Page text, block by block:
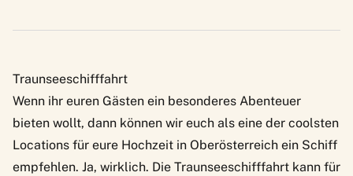
Traunseeschifffahrt
Wenn ihr euren Gästen ein besonderes Abenteuer
bieten wollt, dann können wir euch als eine der coolsten
Locations für eure Hochzeit in Oberösterreich ein Schiff
empfehlen. Ja, wirklich. Die Traunseeschifffahrt kann für